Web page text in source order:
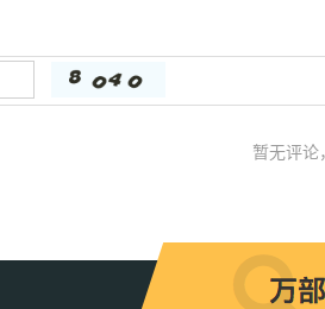
暂无评论